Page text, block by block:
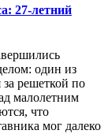
27-летний
один из
за решеткой по
малолетним
что
мог далеко